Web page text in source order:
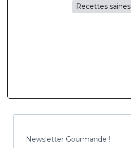
Recettes saines
Newsletter Gourmande !